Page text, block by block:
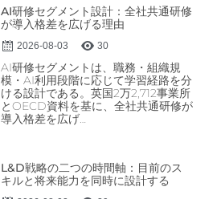
AI研修セグメント設計：全社共通研修
が導入格差を広げる理由
2026-08-03 30
AI研修セグメントは、職務・組織規
模・AI利用段階に応じて学習経路を分
ける設計である。英国2万2,712事業所
とOECD資料を基に、全社共通研修が
導入格差を広げ…
L&D戦略の二つの時間軸：目前のス
キルと将来能力を同時に設計する